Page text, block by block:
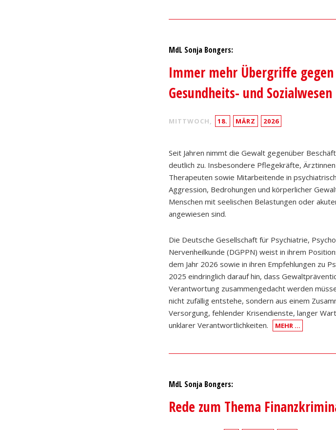
MdL Sonja Bongers:
Immer mehr Übergriffe
Gesundheits- und Sozialwesen
MITTWOCH, 18. MÄRZ 2026
Seit Jahren nimmt die Gewalt gegenüber
deutlich zu. Insbesondere Pflegekräfte,
Therapeuten sowie Mitarbeitende in
Aggression, Bedrohungen und körperlicher
Menschen mit seelischen Belastungen oder
angewiesen sind.
Die Deutsche Gesellschaft für Psychiatrie,
Nervenheilkunde (DGPPN) weist in ihrem
dem Jahr 2026 sowie in ihren Empfehlungen zu
2025 eindringlich darauf hin, dass
Verantwortung zusammengedacht werden
nicht zufällig entstehe, sondern aus einem
Versorgung, fehlender Krisendienste, langer
unklarer Verantwortlichkeiten.
MEHR …
MdL Sonja Bongers:
Rede zum Thema